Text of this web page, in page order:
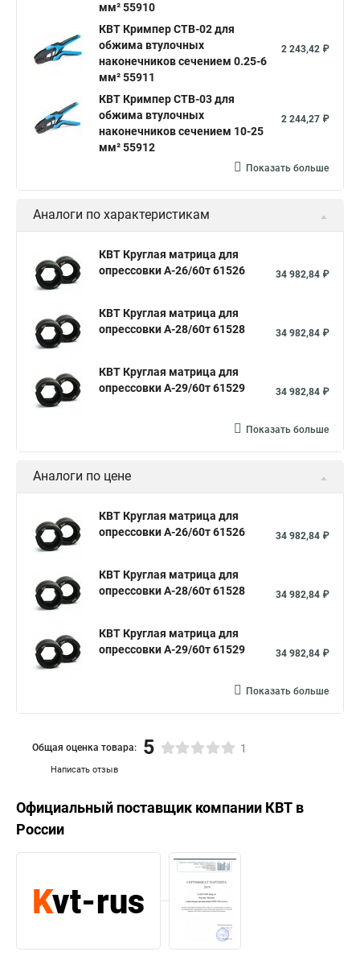
мм² 55910
КВТ Кримпер CTB-02 для
обжима втулочных
наконечников сечением 0.25-6
мм² 55911
2 243,42 ₽
КВТ Кримпер CTB-03 для
обжима втулочных
наконечников сечением 10-25
мм² 55912
2 244,27 ₽
Показать больше
Аналоги по характеристикам
КВТ Круглая матрица для
опрессовки А-26/60т 61526
34 982,84 ₽
КВТ Круглая матрица для
опрессовки А-28/60т 61528
34 982,84 ₽
КВТ Круглая матрица для
опрессовки А-29/60т 61529
34 982,84 ₽
Показать больше
Аналоги по цене
КВТ Круглая матрица для
опрессовки А-26/60т 61526
34 982,84 ₽
КВТ Круглая матрица для
опрессовки А-28/60т 61528
34 982,84 ₽
КВТ Круглая матрица для
опрессовки А-29/60т 61529
34 982,84 ₽
Показать больше
Написать отзыв
Общая оценка товара: 5 1
Официальный поставщик компании КВТ в
России